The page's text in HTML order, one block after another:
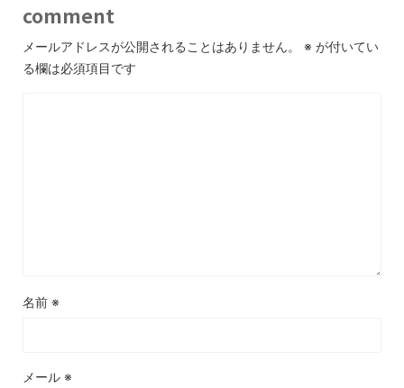
comment
メールアドレスが公開されることはありません。 ※ が付いてい
る欄は必須項目です
名前 ※
メール ※